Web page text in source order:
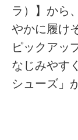
ラ）】から
やかに履け
ピックアッ
なじみやす
シューズ」